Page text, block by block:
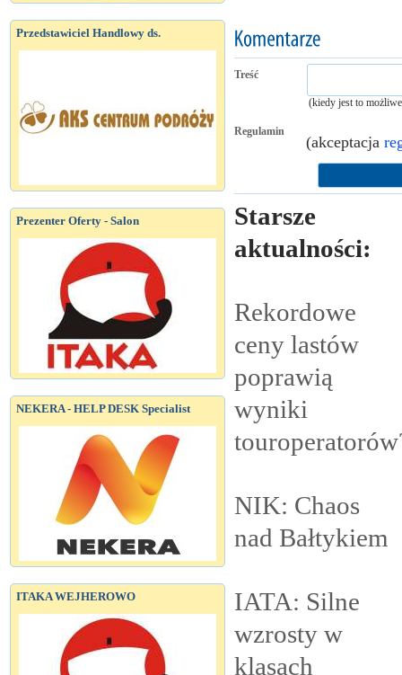
Przedstawiciel Handlowy ds.
Prezenter Oferty - Salon
NEKERA - HELP DESK Specialist
ITAKA WEJHEROWO
Treść
(kiedy jest to
Regulamin
(akceptacja
Starsze
aktualności:
Rekordowe
ceny lastów
poprawią
wyniki
NIK: Chaos
nad Bałtykiem
IATA: Silne
wzrosty w
klasach